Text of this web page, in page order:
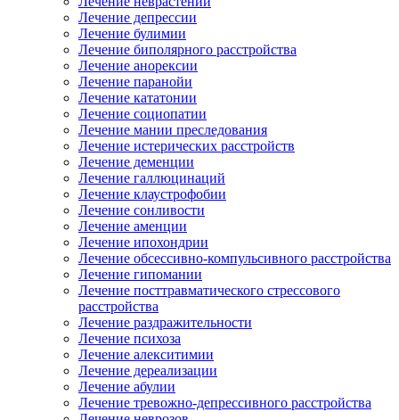
Лечение депрессии
Лечение булимии
Лечение биполярного расстройства
Лечение анорексии
Лечение паранойи
Лечение кататонии
Лечение социопатии
Лечение мании преследования
Лечение истерических расстройств
Лечение деменции
Лечение галлюцинаций
Лечение клаустрофобии
Лечение сонливости
Лечение аменции
Лечение ипохондрии
Лечение обсессивно-компульсивного расстройства
Лечение гипомании
Лечение посттравматического стрессового
расстройства
Лечение раздражительности
Лечение психоза
Лечение алекситимии
Лечение дереализации
Лечение абулии
Лечение тревожно-депрессивного расстройства